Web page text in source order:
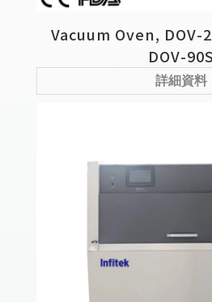
Vacuum Oven, DOV-
DOV-90S
詳細資料